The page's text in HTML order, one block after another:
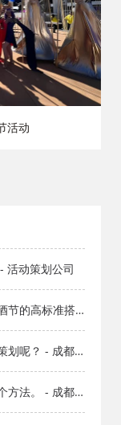
活动
活动策划公司
节的高标准搭
划呢？ - 成都
方法。 - 成都